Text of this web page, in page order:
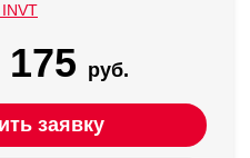
INVT
175 руб.
заявку